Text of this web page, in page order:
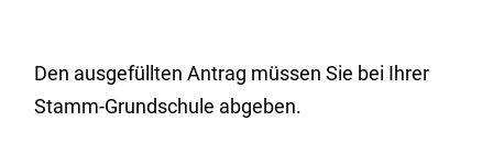
Den ausgefüllten Antrag müssen Sie bei Ihrer
Stamm-Grundschule abgeben.